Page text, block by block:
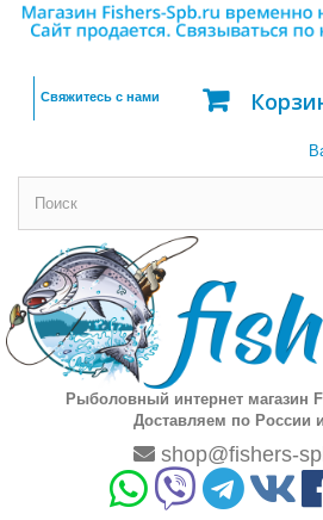
Свяжитесь с нами
Рыболовный интернет магазин
Доставляем по России
shop@fishers-